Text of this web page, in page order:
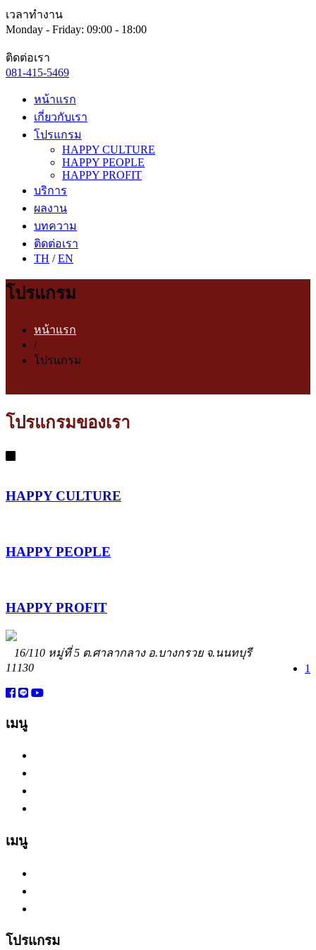
เวลาทำงาน
Monday - Friday: 09:00 - 18:00
ติดต่อเรา
081-415-5469
หน้าแรก
เกี่ยวกับเรา
โปรแกรม
HAPPY CULTURE
HAPPY PEOPLE
HAPPY PROFIT
บริการ
ผลงาน
บทความ
ติดต่อเรา
TH /EN
โปรแกรม
หน้าแรก
/
โปรแกรม
โปรแกรมของเรา
HAPPY CULTURE
HAPPY PEOPLE
HAPPY PROFIT
1
16/110 หมู่ที่ 5 ต.ศาลากลาง อ.บางกรวย จ.นนทบุรี
11130
เมนู
เมนู
โปรแกรม